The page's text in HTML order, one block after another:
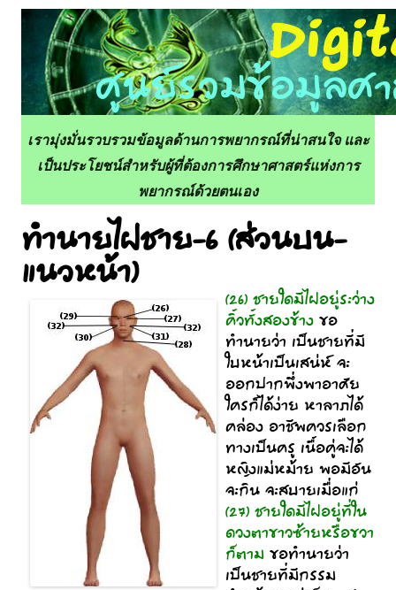
เรามุ่งมั่นรวบรวมข้อมูลด้านการพยากรณ์ที่น่าสนใจ และ
เป็นประโยชน์สำหรับผู้ที่ต้องการศึกษาศาสตร์แห่งการ
พยากรณ์ด้วยตนเอง
ทำนายไฝชาย-6 (ส่วนบน-
แนวหน้า) (26) ชายใดมีไฝอยู่ระว่าง
คิ้วทั้งสองข้างขอ
ทำนายว่า เป็นชายที่มี
ใบหน้าเป็นเสน่ห์ จะ
ออกปากพึ่งพาอาศัย
ใครก็ได้ง่าย หาลาภได้
คล่อง อาชีพควรเลือก
ทางเป็นครู เนื้อคู่จะได้
หญิงแม่หม้าย พอมีอัน
จะกิน จะสบายเมื่อแก่
(27) ชายใดมีไฝอยู่ที่ใน
ดวงตาขาวซ้ายหรือขวา
ก็ตามขอทำนายว่า
เป็นชายที่มีกรรม